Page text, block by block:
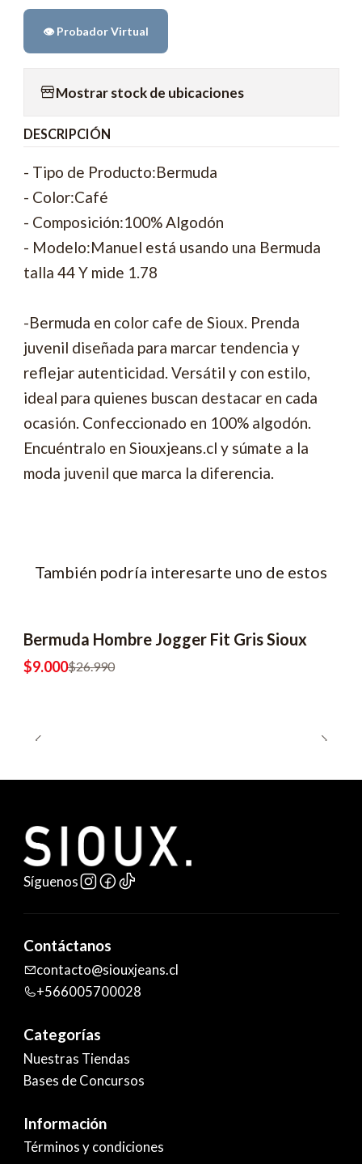
👁️ Probador Virtual
Mostrar stock de ubicaciones
DESCRIPCIÓN
- Tipo de Producto:Bermuda
- Color:Café
- Composición:100% Algodón
- Modelo:Manuel está usando una Bermuda
talla 44 Y mide 1.78
-Bermuda en color cafe de Sioux. Prenda
juvenil diseñada para marcar tendencia y
reflejar autenticidad. Versátil y con estilo,
ideal para quienes buscan destacar en cada
ocasión. Confeccionado en 100% algodón.
Encuéntralo en Siouxjeans.cl y súmate a la
moda juvenil que marca la diferencia.
También podría interesarte uno de estos
-67% OFF
Bermuda Hombre Jogger Fit Gris Sioux
$9.000$26.990
Síguenos
Contáctanos
contacto@siouxjeans.cl
+566005700028
Categorías
Nuestras Tiendas
Bases de Concursos
Información
Términos y condiciones